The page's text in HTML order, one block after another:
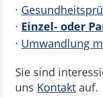
·
· Einzel- oder
· Umwandlung
Sie sind
uns Kontakt auf.